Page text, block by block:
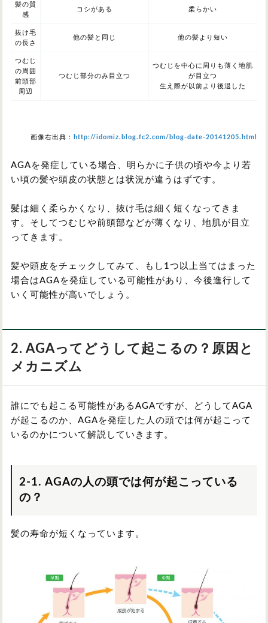
髪の質
感
コシがある 柔らかい
抜け毛
の長さ
他の髪と同じ 他の髪より短い
つむじ
の周囲
前頭部
周辺
つむじ部分のみ目立つ
つむじを中心に周りも薄く地肌
が目立つ
生え際が以前より後退した
画像右出典： http://idomiz.blog.fc2.com/blog-date-20141205.html
AGAを発症している場合、明らかに子供の頃や今より若
い頃の髪や頭皮の状態とは状況が違うはずです。
髪は細く柔らかくなり、抜け毛は細く短くなってきま
す。そしてつむじや前頭部などが薄くなり、地肌が目立
ってきます。
髪や頭皮をチェックしてみて、もし1つ以上当てはまった
場合はAGAを発症している可能性があり、今後進行して
いく可能性が高いでしょう。
2. AGAってどうして起こるの？原因と
メカニズム
誰にでも起こる可能性があるAGAですが、どうしてAGA
が起こるのか、AGAを発症した人の頭では何が起こって
いるのかについて解説していきます。
2-1. AGAの人の頭では何が起こっている
の？
髪の寿命が短くなっています。